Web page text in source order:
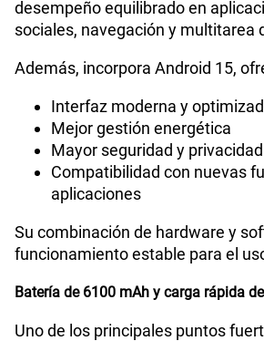
desempeño equilibrado en
sociales, navegación y multitarea
Además, incorpora Android 15,
Interfaz moderna y
Mejor gestión energética
Mayor seguridad y privacidad
Compatibilidad con nuevas
aplicaciones
Su combinación de hardware y
funcionamiento estable para el
Batería de 6100 mAh y carga rápida
Uno de los principales puntos